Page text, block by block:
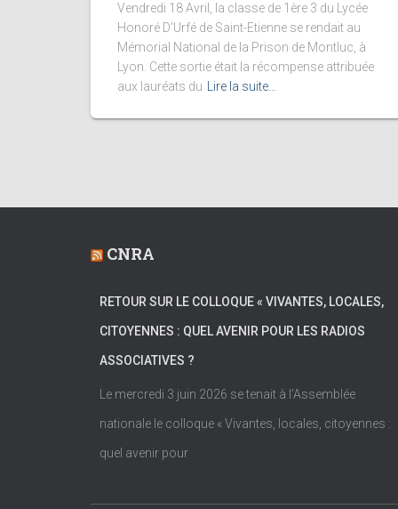
Vendredi 18 Avril, la classe de 1ère 3 du Lycée
Honoré D’Urfé de Saint-Etienne se rendait au
Mémorial National de la Prison de Montluc, à
Lyon. Cette sortie était la récompense attribuée
aux lauréats du
Lire la suite…
CNRA
RETOUR SUR LE COLLOQUE « VIVANTES, LOCALES,
CITOYENNES : QUEL AVENIR POUR LES RADIOS
ASSOCIATIVES ?
Le mercredi 3 juin 2026 se tenait à l’Assemblée
nationale le colloque « Vivantes, locales, citoyennes :
quel avenir pour